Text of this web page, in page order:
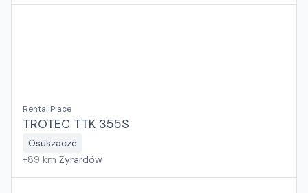
Rental Place
TROTEC TTK 355S
Osuszacze
+89 km Żyrardów